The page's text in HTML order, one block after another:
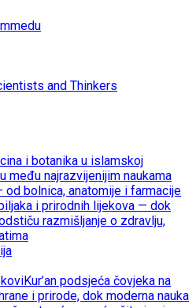
and Thinkers
i botanika u islamskoj
među najrazvijenijim naukama
od bolnica, anatomije i farmacije
i prirodnih lijekova — dok
razmišljanje o zdravlju,
Kur’an podsjeća čovjeka na
i prirode, dok moderna nauka